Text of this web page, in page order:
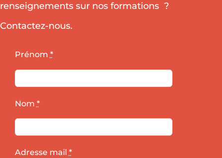
renseignements sur nos formations ?
Contactez-nous.
Prénom *
Nom *
Adresse mail *